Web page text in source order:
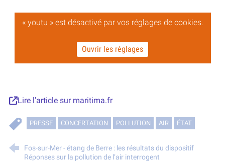
« youtu » est désactivé par vos réglages de cookies.
Ouvrir les réglages
Lire l'article sur maritima.fr
PRESSE CONCERTATION POLLUTION AIR ÉTAT
Fos-sur-Mer - étang de Berre : les résultats du dispositif
Réponses sur la pollution de l’air interrogent